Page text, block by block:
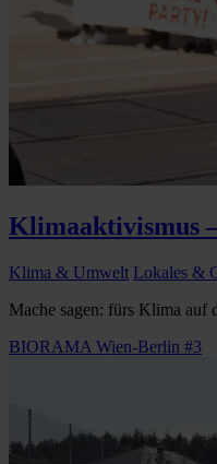
Klimaaktivismus
Klima & Umwelt Lokales &
Mache sagen: fürs Klima auf
BIORAMA Wien-Berlin #3